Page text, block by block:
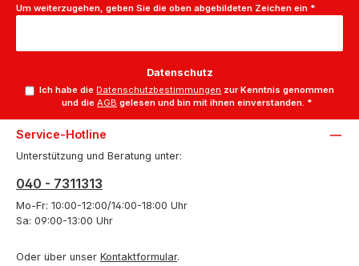
Um weiterzugehen, geben Sie die oben abgebildeten Zeichen ein *
Datenschutz
Ich habe die Datenschutzbestimmungen zur Kenntnis genommen
und dieAGB gelesen und bin mit ihnen einverstanden. *
Service-Hotline
Unterstützung und Beratung unter:
040 - 7311313
Mo-Fr: 10:00-12:00/14:00-18:00 Uhr
Sa: 09:00-13:00 Uhr
Oder über unser Kontaktformular.